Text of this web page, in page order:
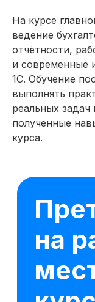
На курсе
ведение
отчётности,
и современные
1С. Обучение
выполнять
реальных
полученные
курса.
11 979
должность
бухгалтера
за последний
Старший
~6 лет
от 350 000 ₽
Калуга
Москва
Специалист без
от 150 000 ₽